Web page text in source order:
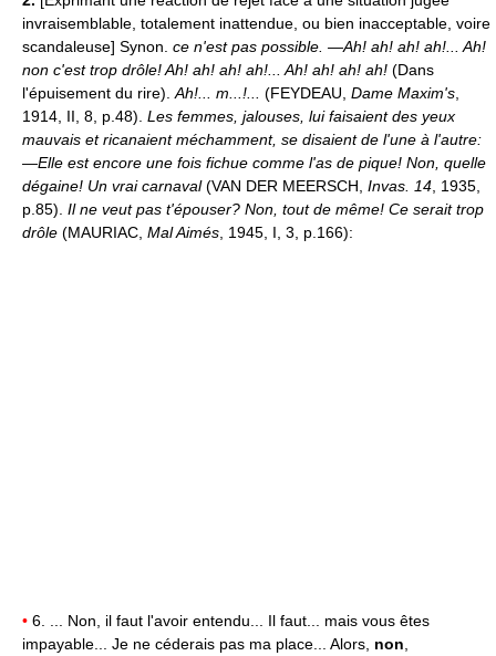
invraisemblable, totalement inattendue, ou bien inacceptable, voire
scandaleuse] Synon. ce n'est pas possible. —Ah! ah! ah! ah!... Ah!
non c'est trop drôle! Ah! ah! ah! ah!... Ah! ah! ah! ah! (Dans
l'épuisement du rire). Ah!... m...!... (FEYDEAU, Dame Maxim's
1914, II, 8, p.48). Les femmes, jalouses, lui faisaient des yeux
mauvais et ricanaient méchamment, se disaient de l'une à l'autre:
—Elle est encore une fois fichue comme l'as de pique! Non, quelle
dégaine! Un vrai carnaval(VAN DER MEERSCH, Invas. 14 , 1935,
p.85). Il ne veut pas t'épouser? Non, tout de même! Ce serait trop
drôle (MAURIAC, Mal Aimés , 1945, I, 3, p.166):
• 6. ... Non, il faut l'avoir entendu... Il faut... mais vous êtes
impayable... Je ne céderais pas ma place... Alors, non